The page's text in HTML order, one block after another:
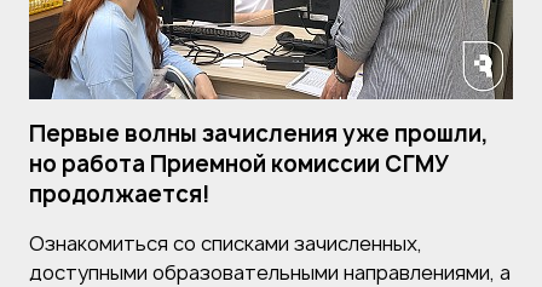
Первые волны зачисления уже прошли,
но работа Приемной комиссии СГМУ
продолжается!
Ознакомиться со списками зачисленных,
доступными образовательными направлениями, а